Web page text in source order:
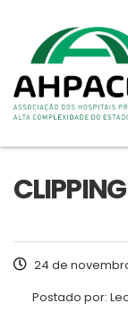
24 de
Postado por: